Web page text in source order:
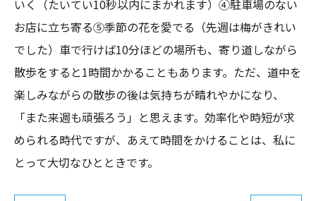
いく（たいてい10秒以内にまかれます）④駐車場のない
お店に立ち寄る⑤季節の花を愛でる（先週は梅がきれい
でした）車で行けば10分ほどの場所も、寄り道しながら
散歩をすると1時間かかることもあります。ただ、道中を
楽しみながらの散歩の後は気持ちが晴れやかになり、
「また来週も頑張ろう」と思えます。効率化や時短が求
められる時代ですが、あえて時間をかけることは、私に
とって大切なひとときです。